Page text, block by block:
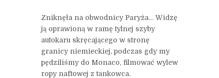
Zniknęła na obwodnicy Paryża… Widzę
ją oprawioną w ramę tylnej szyby
autokaru skręcającego w stronę
granicy niemieckiej, podczas gdy my
pędziliśmy do Monaco, filmować wylew
ropy naftowej z tankowca.